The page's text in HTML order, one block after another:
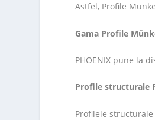
Astfel, Profile
Gama Profile
PHOENIX pune la
Profile structurale
Profilele